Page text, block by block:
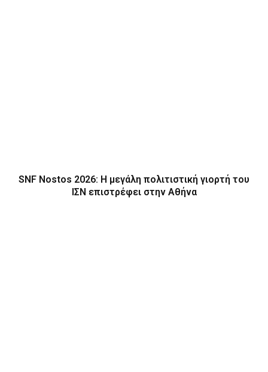
SNF Nostos 2026: Η μεγάλη πολιτιστική γιορτή του
ΙΣΝ επιστρέφει στην Αθήνα